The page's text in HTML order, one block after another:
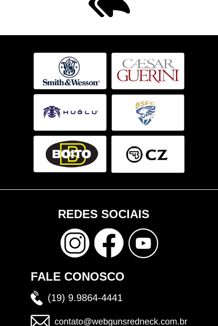
REDES SOCIAIS
FALE CONOSCO
(19) 9.9864-4441
contato@webgunsredneck.com.br